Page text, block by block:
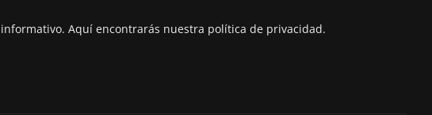
Aquí encontrarás nuestra política de privacidad.